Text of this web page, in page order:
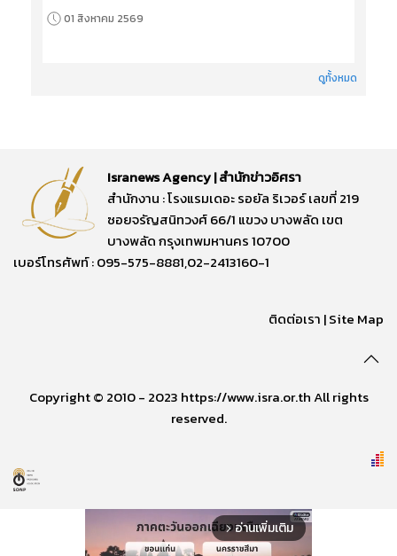
01 สิงหาคม 2569
ดูทั้งหมด
Isranews Agency | สำนักข่าวอิศรา
สำนักงาน : โรงแรมเดอะ รอยัล ริเวอร์ เลขที่ 219
ซอยจรัญสนิทวงศ์ 66/1 แขวง บางพลัด เขต
บางพลัด กรุงเทพมหานคร 10700
เบอร์โทรศัพท์ : 095-575-8881,02-2413160-1
ติดต่อเรา |Site Map
Copyright © 2010 - 2023 https://www.isra.or.th All rights
reserved.
arrow_forward_ios อ่านเพิ่มเติม